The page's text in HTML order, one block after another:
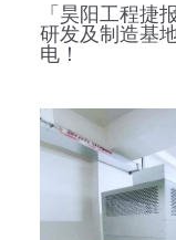
「昊阳工程捷
研发及制造基
电！